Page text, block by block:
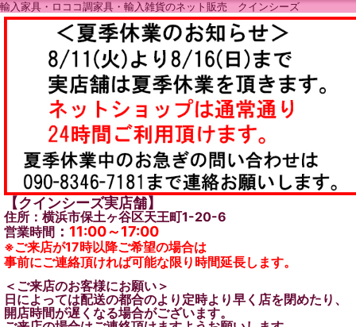
輸入家具・ロココ調家具・輸入雑貨のネット販売 クインシーズ
【クインシーズ実店舗】
住所：横浜市保土ヶ谷区天王町1-20-6
営業時間 ： 11:00～17:00
※ご来店が17時以降ご希望の場合は
事前にご連絡頂ければ可能な限り時間延長します。
＜ご来店のお客様にお願い＞
日によっては配送の都合のより定時より早く店を閉めたり、
開店時間が遅くなる場合がございます。